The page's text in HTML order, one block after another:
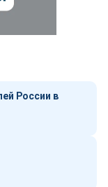
России в